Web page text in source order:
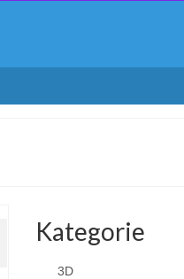
Kategorie
3D